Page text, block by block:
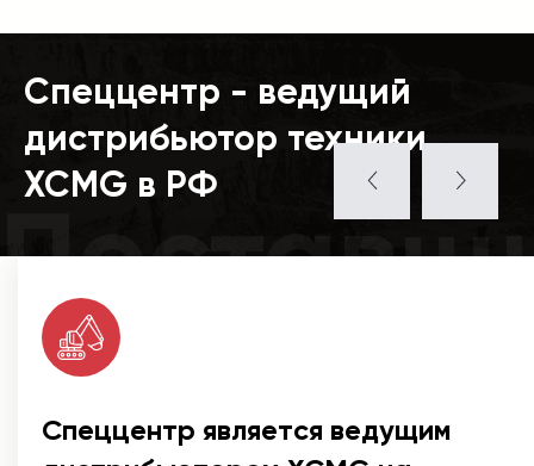
Спеццентр - ведущий
дистрибьютор техники
XCMG в РФ
Спеццентр является ведущим